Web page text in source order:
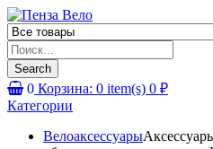
Products
search
Search
0 Корзина: 0 item(s) 0 ₽
Категории
Велоаксессуары